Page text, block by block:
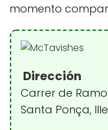
momento
Dirección
Carrer de
Santa Ponça,